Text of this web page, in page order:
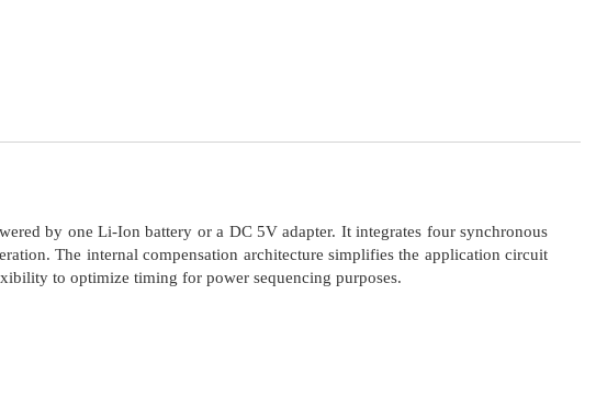
by one Li-Ion battery or a DC 5V adapter. It integrates four synchronous
The internal compensation architecture simplifies the application circuit
to optimize timing for power sequencing purposes.